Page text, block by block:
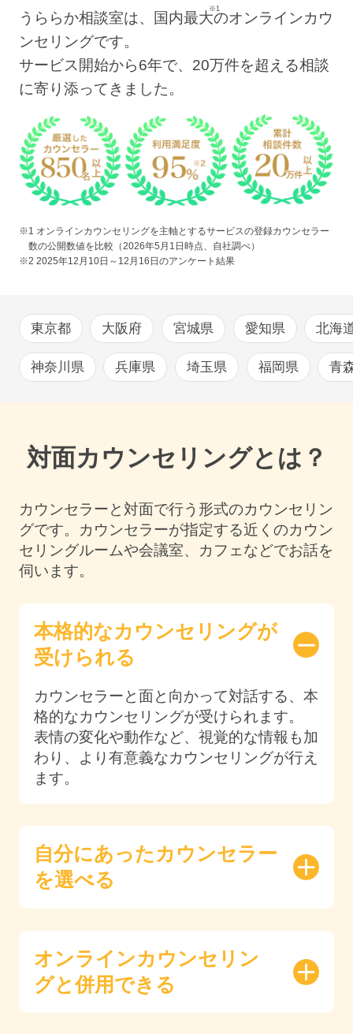
うららか相談室は、国内最大
※1
のオンラインカウ
ンセリングです。
サービス開始から6年で、20万件を超える相談
に寄り添ってきました。
※1 オンラインカウンセリングを主軸とするサービスの登録カウンセラー
数の公開数値を比較（2026年5月1日時点、自社調べ）
※2 2025年12月10日～12月16日のアンケート結果
東京都 大阪府 宮城県 愛知県 北海
神奈川県 兵庫県 埼玉県 福岡県 青
対面カウンセリングとは？
カウンセラーと対面で行う形式のカウンセリン
グです。カウンセラーが指定する近くのカウン
セリングルームや会議室、カフェなどでお話を
伺います。
本格的なカウンセリングが
受けられる
カウンセラーと面と向かって対話する、本
格的なカウンセリングが受けられます。
表情の変化や動作など、視覚的な情報も加
わり、より有意義なカウンセリングが行え
ます。
自分にあったカウンセラー
を選べる
オンラインカウンセリン
グと併用できる